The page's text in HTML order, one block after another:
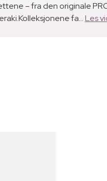
– fra den originale
fa...Les